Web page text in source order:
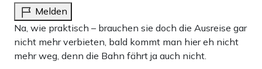
Melden
Na, wie praktisch – brauchen sie doch die Ausreise gar
nicht mehr verbieten, bald kommt man hier eh nicht
mehr weg, denn die Bahn fährt ja auch nicht.